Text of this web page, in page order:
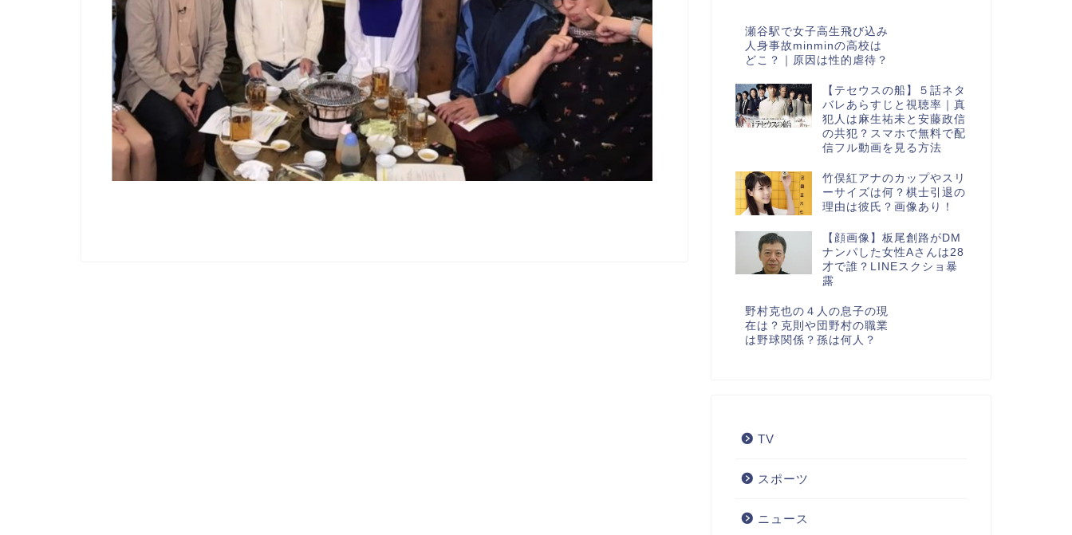
瀬谷駅で女子高生飛び込み
人身事故minminの高校は
どこ？｜原因は性的虐待？
【テセウスの船】５話ネタ
バレあらすじと視聴率｜真
犯人は麻生祐未と安藤政信
の共犯？スマホで無料で配
信フル動画を見る方法
竹俣紅アナのカップやスリ
ーサイズは何？棋士引退の
理由は彼氏？画像あり！
【顔画像】板尾創路がDM
ナンパした女性Aさんは28
才で誰？LINEスクショ暴
露
野村克也の４人の息子の現
在は？克則や団野村の職業
は野球関係？孫は何人？
TV
スポーツ
ニュース